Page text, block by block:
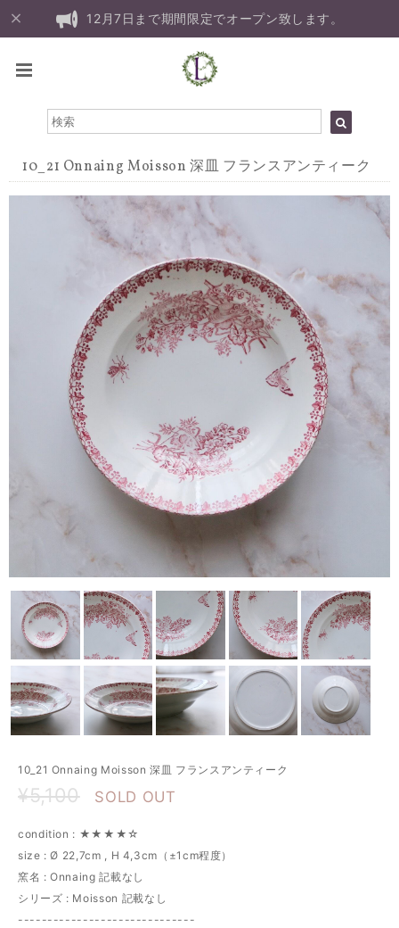
12月7日まで期間限定でオープン致します。
10_21 Onnaing Moisson 深皿 フランスアンティーク
10_21 Onnaing Moisson 深皿 フランスアンティーク
¥5,100 SOLD OUT
condition : ★★★★☆
size : Ø 22,7cm , H 4,3cm（±1cm程度）
窯名 : Onnaing 記載なし
シリーズ : Moisson 記載なし
------------------------------